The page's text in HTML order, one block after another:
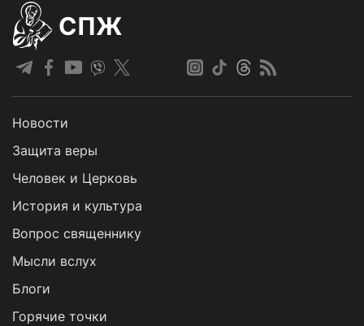
СПЖ
Новости
Защита веры
Человек и Церковь
История и культура
Вопрос священнику
Мысли вслух
Блоги
Горячие точки